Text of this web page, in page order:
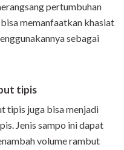
pertumbuhan
memanfaatkan khasiat
sebagai
tipis
tipis juga bisa menjadi
Jenis sampo ini dapat
volume rambut